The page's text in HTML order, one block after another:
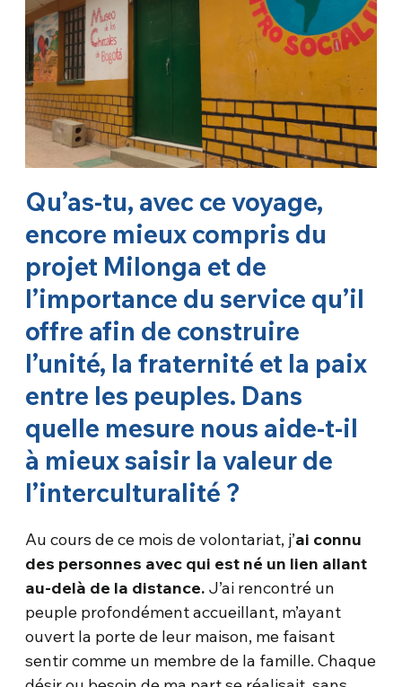
Qu’as-tu, avec ce voyage,
encore mieux compris du
projet Milonga et de
l’importance du service qu’il
offre afin de construire
l’unité, la fraternité et la paix
entre les peuples. Dans
quelle mesure nous aide-t-il
à mieux saisir la valeur de
l’interculturalité ?
Au cours de ce mois de volontariat, j’ai connu
des personnes avec qui est né un lien allant
au-delà de la distance. J’ai rencontré un
peuple profondément accueillant, m’ayant
ouvert la porte de leur maison, me faisant
sentir comme un membre de la famille. Chaque